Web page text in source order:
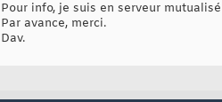
Pour info, je suis en serveur
Par avance, merci.
Dav.